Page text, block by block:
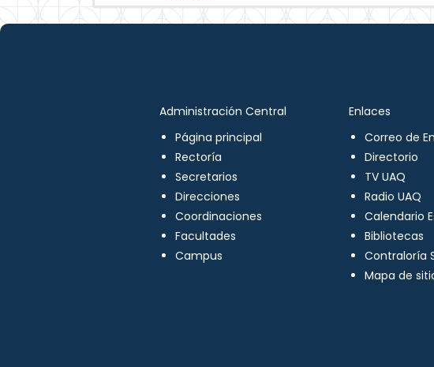
Administración Central
Página principal
Rectoría
Secretarios
Direcciones
Coordinaciones
Facultades
Campus
Enlaces
Correo de
Directorio
TV UAQ
Radio UAQ
Calendario
Bibliotecas
Contraloría
Mapa de